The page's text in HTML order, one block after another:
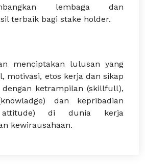
lembaga dan
terbaik bagi stake holder.
menciptakan lulusan yang
motivasi, etos kerja dan sikap
ketrampilan (skillfull),
dan kepribadian
di dunia kerja
kewirausahaan.